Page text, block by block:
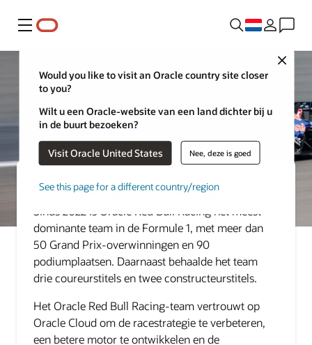
Menu
Close
Would you like to visit an Oracle country site closer
to you?
Wilt u een Oracle-website van een land dichter bij u
in de buurt bezoeken?
Visit Oracle United States Nee, deze is goed
See this page for a different country/region
Oracle Red Bull Racing
Sinds 2022 is Oracle Red Bull Racing het meest
dominante team in de Formule 1, met meer dan
50 Grand Prix-overwinningen en 90
podiumplaatsen. Daarnaast behaalde het team
drie coureurstitels en twee constructeurstitels.
Het Oracle Red Bull Racing-team vertrouwt op
Oracle Cloud om de racestrategie te verbeteren,
een betere motor te ontwikkelen en de